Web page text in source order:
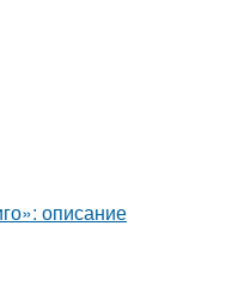
описание